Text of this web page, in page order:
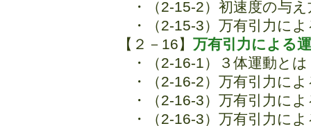
・（2-15-2）初速度の与え
・（2-15-3）万有引力に
【２－16】 万有引力による
・（2-16-1）３体運動とは
・（2-16-2）万有引力に
・（2-16-3）万有引力に
・（2-16-3）万有引力に